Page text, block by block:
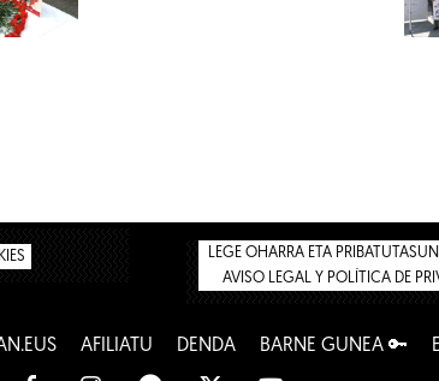
LEGE OHARRA ETA
AVISO LEGAL Y POLÍTICA DE
AFILIATU DENDA BARNE GUNEA 🔑